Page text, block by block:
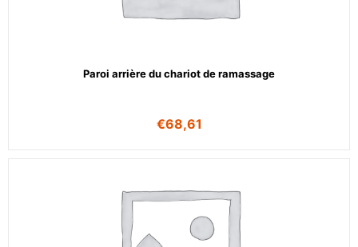
Paroi arrière du chariot de ramassage
€68,61